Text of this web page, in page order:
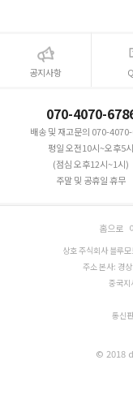
공지사항
070-4070-
배송 및 재고문의 070-
평일 오전10시~오후5시
(점심 오후12시~1시)
주말 및 공휴일 휴무
홈으로
상호 주식회사 블루
주소 본사: 경
중국
통신
© 2018